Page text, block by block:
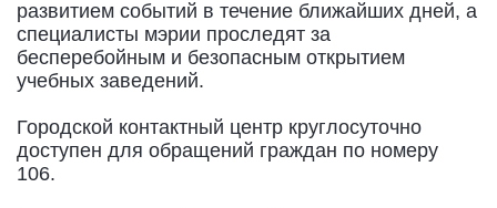
развитием событий в течение ближайших дней, а
специалисты мэрии проследят за
бесперебойным и безопасным открытием
учебных заведений.
Городской контактный центр круглосуточно
доступен для обращений граждан по номеру
106.